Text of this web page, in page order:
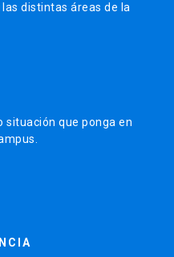
distintas áreas de la
situación que ponga en